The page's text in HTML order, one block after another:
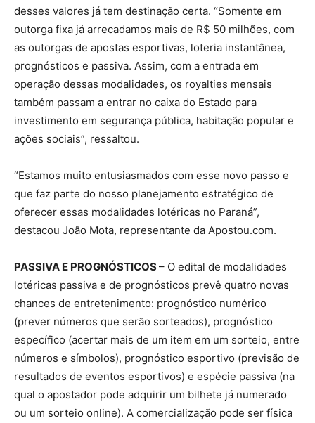
desses valores já tem destinação certa. “Somente em
outorga fixa já arrecadamos mais de R$ 50 milhões, com
as outorgas de apostas esportivas, loteria instantânea,
prognósticos e passiva. Assim, com a entrada em
operação dessas modalidades, os royalties mensais
também passam a entrar no caixa do Estado para
investimento em segurança pública, habitação popular e
ações sociais”, ressaltou.
“Estamos muito entusiasmados com esse novo passo e
que faz parte do nosso planejamento estratégico de
oferecer essas modalidades lotéricas no Paraná”,
destacou João Mota, representante da Apostou.com.
PASSIVA E PROGNÓSTICOS– O edital de modalidades
lotéricas passiva e de prognósticos prevê quatro novas
chances de entretenimento: prognóstico numérico
(prever números que serão sorteados), prognóstico
específico (acertar mais de um item em um sorteio, entre
números e símbolos), prognóstico esportivo (previsão de
resultados de eventos esportivos) e espécie passiva (na
qual o apostador pode adquirir um bilhete já numerado
ou um sorteio online). A comercialização pode ser física